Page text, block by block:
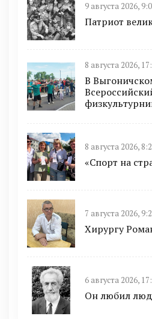
9 августа 2026,
Патриот
8 августа 2026,
В
8 августа 2026,
«Спорт на
7 августа 2026,
Хирургу
6 августа 2026,
Он любил